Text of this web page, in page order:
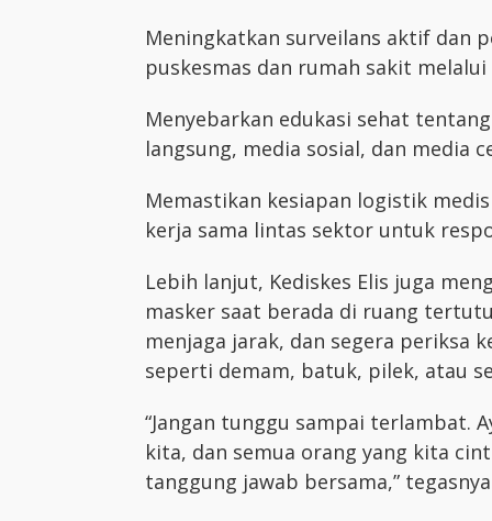
Meningkatkan surveilans aktif dan
puskesmas dan rumah sakit melalui
Menyebarkan edukasi sehat
langsung, media sosial, dan media
Memastikan kesiapan logistik
kerja sama lintas sektor untuk
Lebih lanjut, Kediskes Elis juga
masker saat berada di ruang
menjaga jarak, dan segera periksa
seperti demam, batuk, pilek, atau
“Jangan tunggu sampai terlambat.
kita, dan semua orang yang kita
tanggung jawab bersama,”